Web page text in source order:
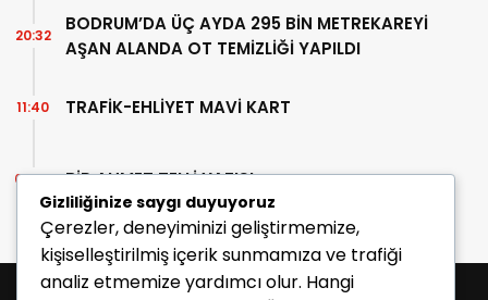
BODRUM’DA ÜÇ AYDA 295 BİN METREKAREYİ
AŞAN ALANDA OT TEMİZLİĞİ YAPILDI
20:32
TRAFİK-EHLİYET MAVİ KART
11:40
BİR AHMET TELLİ YAZISI
07:30
Gizliliğinize saygı duyuyoruz
Çerezler, deneyiminizi geliştirmemize,
kişiselleştirilmiş içerik sunmamıza ve trafiği
analiz etmemize yardımcı olur. Hangi